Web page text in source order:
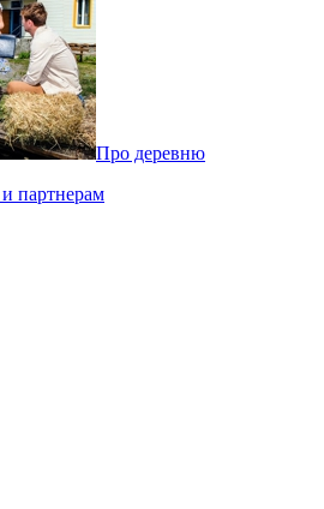
Про деревню
партнерам